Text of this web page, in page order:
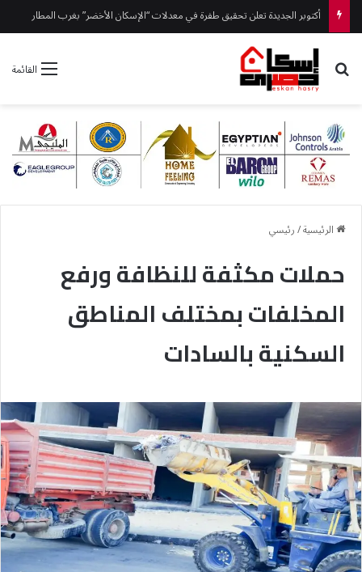
أكتوبر الجديدة تعلن تحقيق طفرة في معدلات “الإسكان الأخضر” بغرب المطار
القائمة بحث عن
الرئيسية/رئيسي
حملات مكثفة للنظافة ورفع
المخلفات بمختلف المناطق
السكنية بالسادات